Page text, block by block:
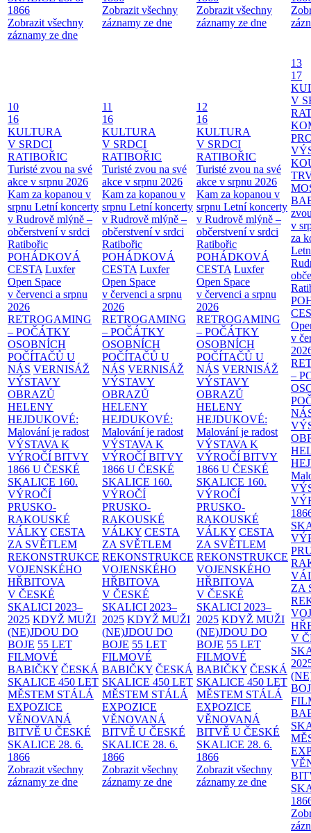
1866
Zobrazit všechny
záznamy ze dne
Zobrazit všechny
záznamy ze dne
Zobrazit všechny
záznamy ze dne
10
16
KULTURA
V SRDCI
RATIBOŘIC
Turisté zvou na své
akce v srpnu 2026
Kam za kopanou v
srpnu Letní koncerty
v Rudrově mlýně –
občerstvení v srdci
Ratibořic
POHÁDKOVÁ
CESTA Luxfer
Open Space
v červenci a srpnu
2026
RETROGAMING
– POČÁTKY
OSOBNÍCH
POČÍTAČŮ U
NÁS VERNISÁŽ
VÝSTAVY
OBRAZŮ
HELENY
HEJDUKOVÉ:
Malování je radost
VÝSTAVA K
VÝROČÍ BITVY
1866 U ČESKÉ
SKALICE 160.
VÝROČÍ
PRUSKO-
RAKOUSKÉ
VÁLKY CESTA
ZA SVĚTLEM
REKONSTRUKCE
VOJENSKÉHO
HŘBITOVA
V ČESKÉ
SKALICI 2023–
2025 KDYŽ MUŽI
(NE)JDOU DO
BOJE 55 LET
FILMOVÉ
BABIČKY ČESKÁ
SKALICE 450 LET
MĚSTEM STÁLÁ
EXPOZICE
VĚNOVANÁ
BITVĚ U ČESKÉ
SKALICE 28. 6.
1866
Zobrazit všechny
záznamy ze dne
11
16
KULTURA
V SRDCI
RATIBOŘIC
Turisté zvou na své
akce v srpnu 2026
Kam za kopanou v
srpnu Letní koncerty
v Rudrově mlýně –
občerstvení v srdci
Ratibořic
POHÁDKOVÁ
CESTA Luxfer
Open Space
v červenci a srpnu
2026
RETROGAMING
– POČÁTKY
OSOBNÍCH
POČÍTAČŮ U
NÁS VERNISÁŽ
VÝSTAVY
OBRAZŮ
HELENY
HEJDUKOVÉ:
Malování je radost
VÝSTAVA K
VÝROČÍ BITVY
1866 U ČESKÉ
SKALICE 160.
VÝROČÍ
PRUSKO-
RAKOUSKÉ
VÁLKY CESTA
ZA SVĚTLEM
REKONSTRUKCE
VOJENSKÉHO
HŘBITOVA
V ČESKÉ
SKALICI 2023–
2025 KDYŽ MUŽI
(NE)JDOU DO
BOJE 55 LET
FILMOVÉ
BABIČKY ČESKÁ
SKALICE 450 LET
MĚSTEM STÁLÁ
EXPOZICE
VĚNOVANÁ
BITVĚ U ČESKÉ
SKALICE 28. 6.
1866
Zobrazit všechny
záznamy ze dne
12
16
KULTURA
V SRDCI
RATIBOŘIC
Turisté zvou na své
akce v srpnu 2026
Kam za kopanou v
srpnu Letní koncerty
v Rudrově mlýně –
občerstvení v srdci
Ratibořic
POHÁDKOVÁ
CESTA Luxfer
Open Space
v červenci a srpnu
2026
RETROGAMING
– POČÁTKY
OSOBNÍCH
POČÍTAČŮ U
NÁS VERNISÁŽ
VÝSTAVY
OBRAZŮ
HELENY
HEJDUKOVÉ:
Malování je radost
VÝSTAVA K
VÝROČÍ BITVY
1866 U ČESKÉ
SKALICE 160.
VÝROČÍ
PRUSKO-
RAKOUSKÉ
VÁLKY CESTA
ZA SVĚTLEM
REKONSTRUKCE
VOJENSKÉHO
HŘBITOVA
V ČESKÉ
SKALICI 2023–
2025 KDYŽ MUŽI
(NE)JDOU DO
BOJE 55 LET
FILMOVÉ
BABIČKY ČESKÁ
SKALICE 450 LET
MĚSTEM STÁLÁ
EXPOZICE
VĚNOVANÁ
BITVĚ U ČESKÉ
SKALICE 28. 6.
1866
Zobrazit všechny
záznamy ze dne
13
17
V
v
za
v
–
ZA
V